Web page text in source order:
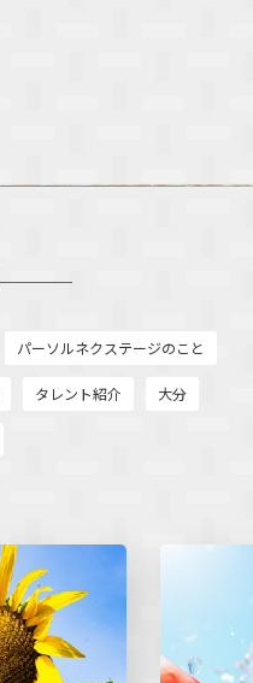
パーソルネクステージのこと
タレント紹介 大分